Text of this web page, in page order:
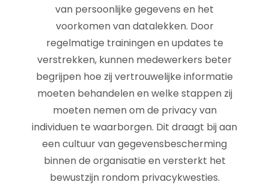
van persoonlijke gegevens en het
voorkomen van datalekken. Door
regelmatige trainingen en updates te
verstrekken, kunnen medewerkers beter
begrijpen hoe zij vertrouwelijke informatie
moeten behandelen en welke stappen zij
moeten nemen om de privacy van
individuen te waarborgen. Dit draagt bij aan
een cultuur van gegevensbescherming
binnen de organisatie en versterkt het
bewustzijn rondom privacykwesties.